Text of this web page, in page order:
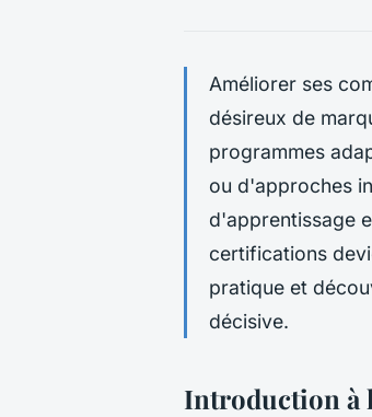
Améliorer ses
désireux de
programmes
ou d'approches
d'apprentissage
certifications
pratique et
décisive.
Introduction à